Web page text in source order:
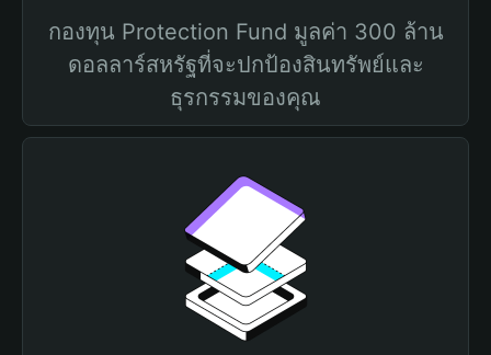
กองทุน Protection Fund มูลค่า 300 ล้าน
ดอลลาร์สหรัฐที่จะปกป้องสินทรัพย์และ
ธุรกรรมของคุณ